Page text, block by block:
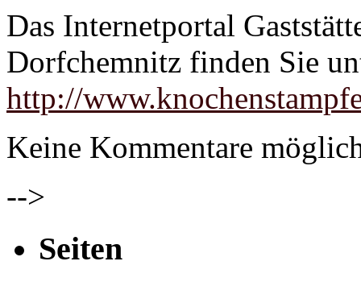
Das Internetportal
Dorfchemnitz finden Sie
http://
Keine Kommentare
-->
Seiten